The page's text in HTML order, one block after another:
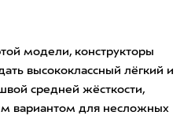
модели, конструкторы
высококлассный лёгкий и
средней жёсткости,
вариантом для несложных